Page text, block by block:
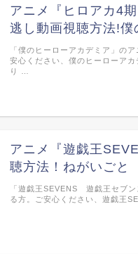
アニメ『ヒロアカ4
逃し動画視聴方法!
「僕のヒーローアカデミア」の
安心ください、僕のヒーローア
り …
アニメ『遊戯王
聴方法！ねがいごと
「遊戯王SEVENS 遊戯王セブ
る方。ご安心ください、遊戯王